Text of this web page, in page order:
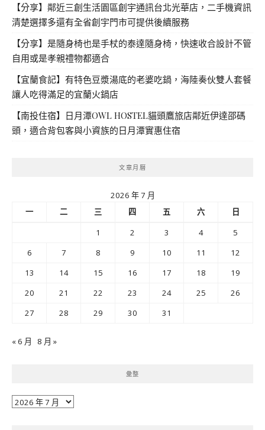
【分享】鄰近三創生活園區創宇通訊台北光華店，二手機資訊
清楚選擇多還有全省創宇門市可提供後續服務
【分享】是隨身椅也是手杖的泰達隨身椅，快速收合設計不管
自用或是孝親禮物都適合
【宜蘭食記】有特色豆漿湯底的老婆吃鍋，海陸奏伙雙人套餐
讓人吃得滿足的宜蘭火鍋店
【南投住宿】日月潭OWL HOSTEL貓頭鷹旅店鄰近伊達邵碼
頭，適合背包客與小資族的日月潭實惠住宿
文章月曆
2026 年 7 月
一
二 三 四 五 六
日
1
2 3 4
5
6
7 8 9 10 11
12
13
14 15 16 17 18
19
20
21 22 23 24 25
26
27
28 29 30 31
« 6 月 8 月 »
彙整
彙